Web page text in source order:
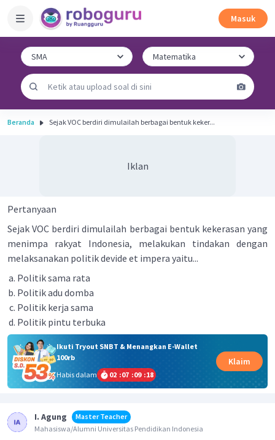
Masuk
Beranda Sejak VOC berdiri dimulailah berbagai bentuk keker...
Iklan
Pertanyaan
Sejak VOC berdiri dimulailah berbagai bentuk kekerasan yang
menimpa rakyat Indonesia, melakukan tindakan dengan
melaksanakan politik devide et impera yaitu...
Politik sama rata
Politik adu domba
Politik kerja sama
Politik pintu terbuka
Ikuti Tryout SNBT & Menangkan E-Wallet
100rb
Habis dalam
02 :07 :09 :18
Klaim
I. Agung
Master Teacher
Mahasiswa/Alumni Universitas Pendidikan Indonesia